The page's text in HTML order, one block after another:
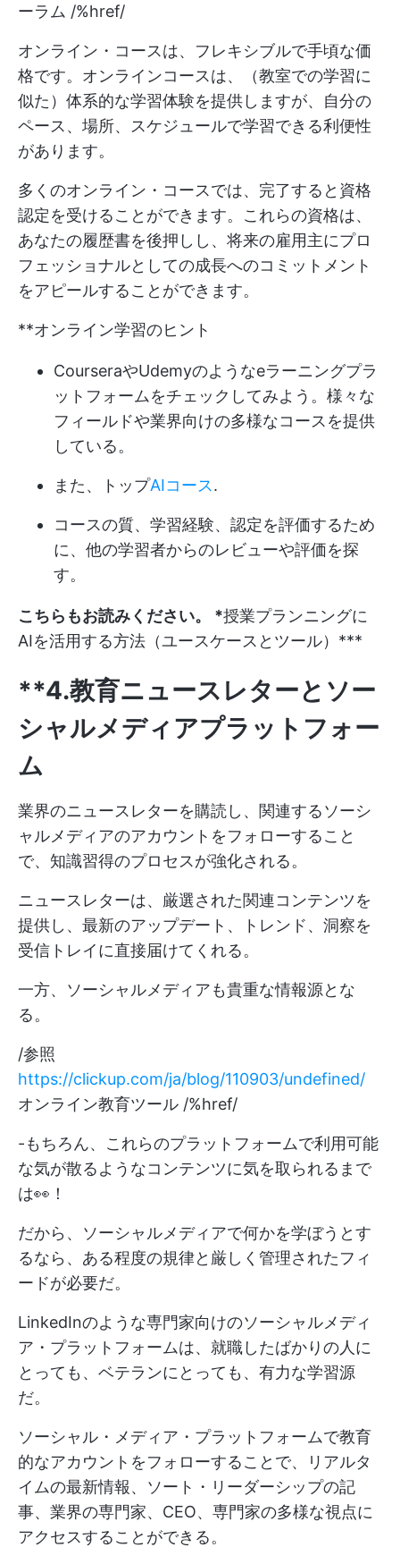
ーラム /%href/
オンライン・コースは、フレキシブルで手頃な価
格です。オンラインコースは、（教室での学習に
似た）体系的な学習体験を提供しますが、自分の
ペース、場所、スケジュールで学習できる利便性
があります。
多くのオンライン・コースでは、完了すると資格
認定を受けることができます。これらの資格は、
あなたの履歴書を後押しし、将来の雇用主にプロ
フェッショナルとしての成長へのコミットメント
をアピールすることができます。
**オンライン学習のヒント
CourseraやUdemyのようなeラーニングプラ
ットフォームをチェックしてみよう。様々な
フィールドや業界向けの多様なコースを提供
している。
また、トップAIコース.
コースの質、学習経験、認定を評価するため
に、他の学習者からのレビューや評価を探
す。
こちらもお読みください。 *授業プランニングに
AIを活用する方法（ユースケースとツール） ***
**4.教育ニュースレターとソー
シャルメディアプラットフォー
ム
業界のニュースレターを購読し、関連するソーシ
ャルメディアのアカウントをフォローすること
で、知識習得のプロセスが強化される。
ニュースレターは、厳選された関連コンテンツを
提供し、最新のアップデート、トレンド、洞察を
受信トレイに直接届けてくれる。
一方、ソーシャルメディアも貴重な情報源とな
る。
/参照
https://clickup.com/ja/blog/110903/undefined/
オンライン教育ツール /%href/
-もちろん、これらのプラットフォームで利用可能
な気が散るようなコンテンツに気を取られるまで
は👀！
だから、ソーシャルメディアで何かを学ぼうとす
るなら、ある程度の規律と厳しく管理されたフィ
ードが必要だ。
LinkedInのような専門家向けのソーシャルメディ
ア・プラットフォームは、就職したばかりの人に
とっても、ベテランにとっても、有力な学習源
だ。
ソーシャル・メディア・プラットフォームで教育
的なアカウントをフォローすることで、リアルタ
イムの最新情報、ソート・リーダーシップの記
事、業界の専門家、CEO、専門家の多様な視点に
アクセスすることができる。